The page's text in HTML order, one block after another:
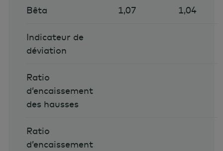
Bêta 1,07 1,04
Indicateur de
déviation
Ratio
d’encaissement
des hausses
Ratio
d’encaissement